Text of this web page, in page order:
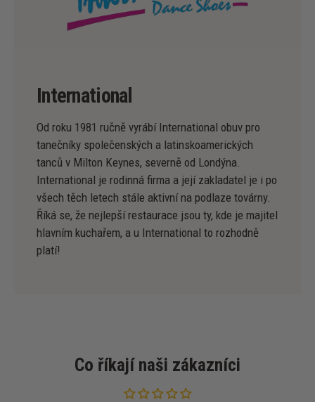
International
Od roku 1981 ručně vyrábí International obuv pro
tanečníky společenských a latinskoamerických
tanců v Milton Keynes, severně od Londýna.
International je rodinná firma a její zakladatel je i po
všech těch letech stále aktivní na podlaze továrny.
Říká se, že nejlepší restaurace jsou ty, kde je majitel
hlavním kuchařem, a u International to rozhodně
platí!
Co říkají naši zákazníci